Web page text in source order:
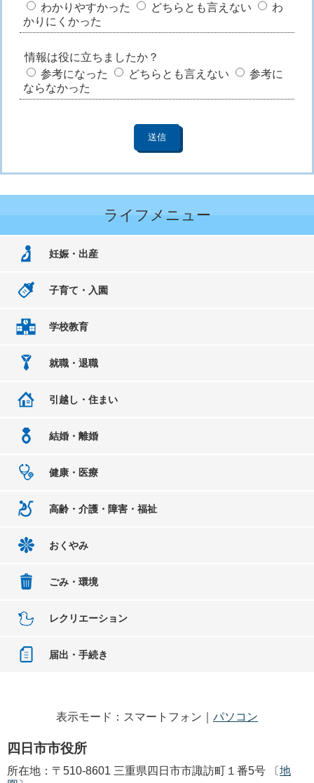
わかりやすかった
どちらとも言えない
わ
かりにくかった
情報は役に立ちましたか？
参考になった
どちらとも言えない
参考に
ならなかった
ライフメニュー
妊娠・出産
子育て・入園
学校教育
就職・退職
引越し・住まい
結婚・離婚
健康・医療
高齢・介護・障害・福祉
おくやみ
ごみ・環境
レクリエーション
届出・手続き
表示モード：スマートフォン｜ パソコン
四日市市役所
所在地：〒510-8601 三重県四日市市諏訪町１番5号 〔地